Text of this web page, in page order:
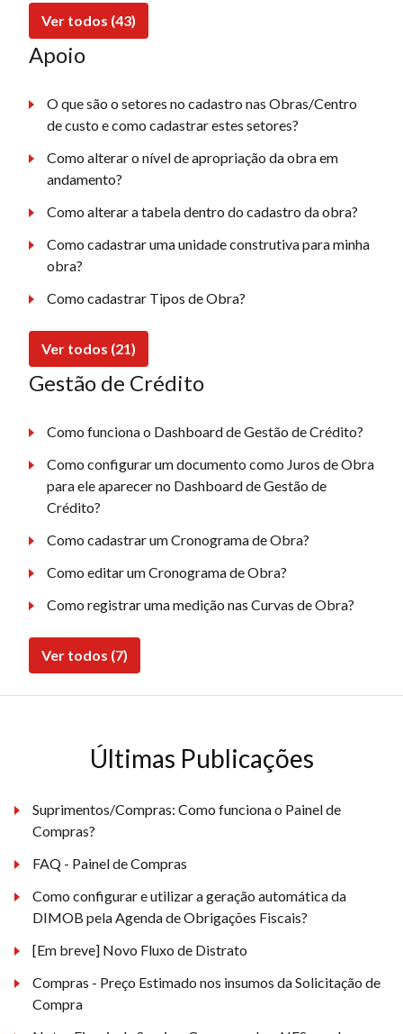
Ver todos (43)
Apoio
O que são o setores no cadastro nas Obras/Centro
de custo e como cadastrar estes setores?
Como alterar o nível de apropriação da obra em
andamento?
Como alterar a tabela dentro do cadastro da obra?
Como cadastrar uma unidade construtiva para minha
obra?
Como cadastrar Tipos de Obra?
Ver todos (21)
Gestão de Crédito
Como funciona o Dashboard de Gestão de Crédito?
Como configurar um documento como Juros de Obra
para ele aparecer no Dashboard de Gestão de
Crédito?
Como cadastrar um Cronograma de Obra?
Como editar um Cronograma de Obra?
Como registrar uma medição nas Curvas de Obra?
Ver todos (7)
Últimas Publicações
Suprimentos/Compras: Como funciona o Painel de
Compras?
FAQ - Painel de Compras
Como configurar e utilizar a geração automática da
DIMOB pela Agenda de Obrigações Fiscais?
[Em breve] Novo Fluxo de Distrato
Compras - Preço Estimado nos insumos da Solicitação de
Compra